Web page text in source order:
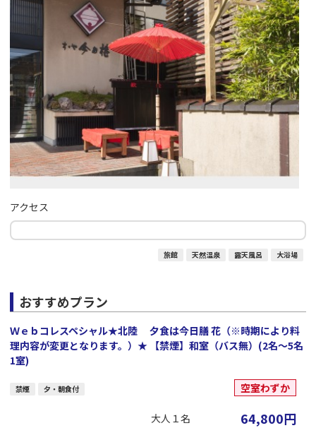
アクセス
旅館 天然温泉 露天風呂 大浴場
おすすめプラン
Ｗｅｂコレスペシャル★北陸 夕食は今日膳 花（※時期により料
理内容が変更となります。）★ 【禁煙】和室（バス無）(2名～5名
1室)
禁煙 夕・朝食付 空室わずか
大人１名 64,800円